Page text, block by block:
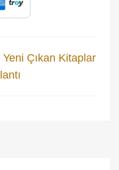
Yeni Çıkan Kitaplar